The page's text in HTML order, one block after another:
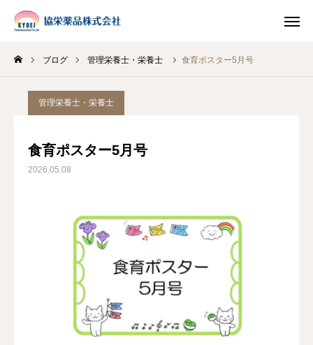
ブログ 管理栄養士・栄養士 食育ポスター5月号
管理栄養士・栄養士
食育ポスター5月号
2026.05.08
INSTAGRAM
HOME